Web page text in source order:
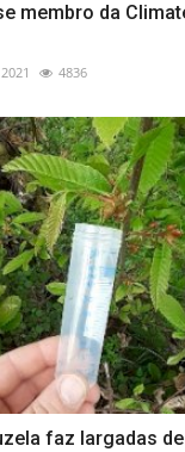
membro da
4836
faz largadas